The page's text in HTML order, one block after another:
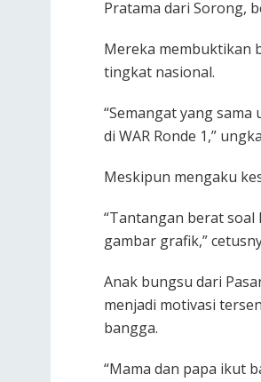
Pratama dari Sorong,
Mereka membuktikan
tingkat nasional.
“Semangat yang
di WAR Ronde 1,”
Meskipun mengaku
“Tantangan berat
gambar grafik,”
Anak bungsu dari
menjadi motivasi
bangga.
“Mama dan papa ikut